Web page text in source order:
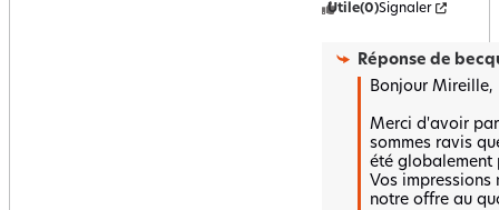
Utile(0)Signaler
Réponse de
Bonjour
Merci d'avoir
sommes ravis
été
Vos impressions
notre offre au